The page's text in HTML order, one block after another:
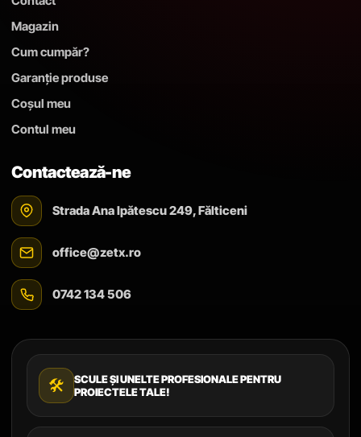
Magazin
Cum cumpăr?
Garanție produse
Coșul meu
Contul meu
Contactează-ne
Strada Ana Ipătescu 249, Fălticeni
office@zetx.ro
0742 134 506
🛠️
SCULE ȘI UNELTE PROFESIONALE PENTRU
PROIECTELE TALE!